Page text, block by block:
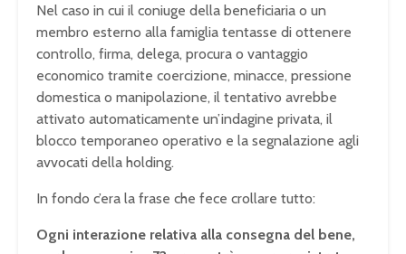
Nel caso in cui il coniuge della beneficiaria o un
membro esterno alla famiglia tentasse di ottenere
controllo, firma, delega, procura o vantaggio
economico tramite coercizione, minacce, pressione
domestica o manipolazione, il tentativo avrebbe
attivato automaticamente un’indagine privata, il
blocco temporaneo operativo e la segnalazione agli
avvocati della holding.
In fondo c’era la frase che fece crollare tutto:
Ogni interazione relativa alla consegna del bene,